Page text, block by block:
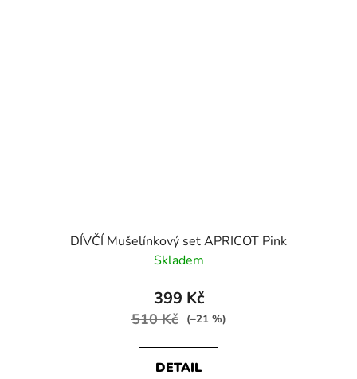
DÍVČÍ Mušelínkový set APRICOT Pink
Skladem
399 Kč
510 Kč (–21 %)
DETAIL